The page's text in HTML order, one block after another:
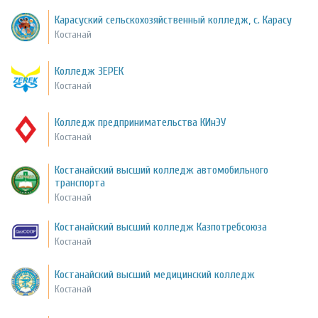
Карасуский сельскохозяйственный колледж, с. Карасу
Костанай
Колледж ЗЕРЕК
Костанай
Колледж предпринимательства КИнЭУ
Костанай
Костанайский высший колледж автомобильного
транспорта
Костанай
Костанайский высший колледж Казпотребсоюза
Костанай
Костанайский высший медицинский колледж
Костанай